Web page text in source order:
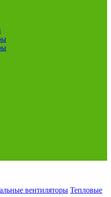
вентиляторы Тепловые